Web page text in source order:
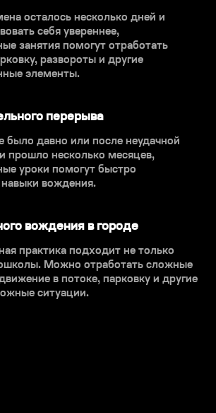
осталось несколько дней и
себя увереннее,
занятия помогут отработать
развороты и другие
элементы.
перерыва
было давно или после неудачной
прошло несколько месяцев,
уроки помогут быстро
навыки вождения.
вождения в городе
практика подходит не только
Можно отработать сложные
в потоке, парковку и другие
ситуации.